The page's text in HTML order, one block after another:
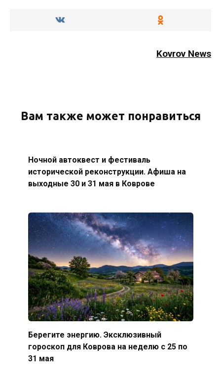
Kovrov News
Вам также может понравиться
Ночной автоквест и фестиваль
исторической реконструкции. Афиша на
выходные 30 и 31 мая в Коврове
Берегите энергию. Эксклюзивный
гороскоп для Коврова на неделю с 25 по
31 мая